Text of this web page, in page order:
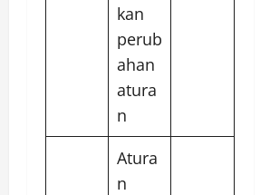
kan
perub
ahan
atura
n
Atura
n